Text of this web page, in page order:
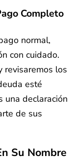
Completo
normal,
con cuidado.
revisaremos los
esté
una declaración
de sus
Su Nombre